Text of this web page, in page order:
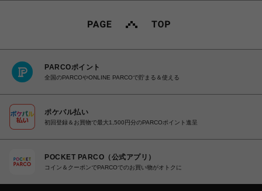
PARCOポイント
全国のPARCOやONLINE PARCOで貯まる＆使える
ポケパル払い
初回登録＆お買物で最大1,500円分のPARCOポイント進呈
POCKET PARCO（公式アプリ）
コイン＆クーポンでPARCOでのお買い物がオトクに